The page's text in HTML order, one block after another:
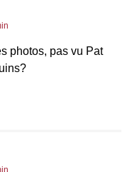
photos, pas vu Pat